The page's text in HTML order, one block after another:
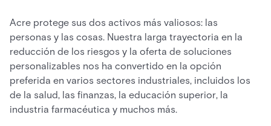
Acre protege sus dos activos más valiosos: las
personas y las cosas. Nuestra larga trayectoria en la
reducción de los riesgos y la oferta de soluciones
personalizables nos ha convertido en la opción
preferida en varios sectores industriales, incluidos los
de la salud, las finanzas, la educación superior, la
industria farmacéutica y muchos más.